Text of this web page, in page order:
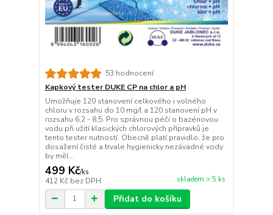
53 hodnocení
Kapkový tester DUKE CP na chlor a pH
Umožňuje 120 stanovení celkového i volného
chloru v rozsahu do 10 mg/l a 120 stanovení pH v
rozsahu 6,2 - 8,5. Pro správnou péči o bazénovou
vodu při užití klasických chlorových přípravků je
tento tester nutností. Obecně platí pravidlo, že pro
dosažení čisté a trvale hygienicky nezávadné vody
by měl...
499 Kč/ks
412 Kč bez DPH skladem > 5 ks
Přidat do košíku